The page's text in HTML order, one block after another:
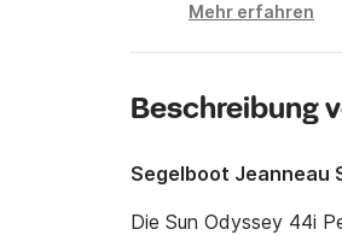
Mehr erfahren
Beschreibung
Segelboot Jeanneau
Die Sun Odyssey 44i